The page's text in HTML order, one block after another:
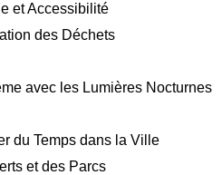
et Accessibilité
des Déchets
avec les Lumières Nocturnes
du Temps dans la Ville
et des Parcs